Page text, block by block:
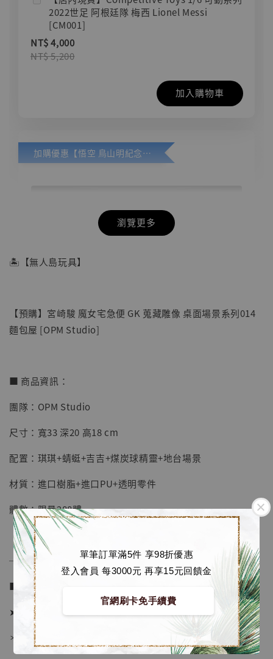
單筆訂單滿5件 享98折優惠
登入會員 每3000元 再享15元回饋金
官網刷卡免手續費
2022世足 阿根廷隊 梅西 Lionel Messi
[CM001]
NT$ 4,000
NT$ 5,200
加入購物車
加購優惠【悟空 鳥山明紀念款 [奇蹟工作室]】
【店內現貨】七龍珠 系列蒐藏雕像 悟空 鳥山
明紀念款 [奇蹟工作室]
NT$ 5,580
加購優惠【海賊王 布魯克達摩 [7STARS Studio]】
瀏覽更多
🏝【無人島玩具】
【預購】宮崎駿 魔女宅急便 GK 蒐藏雕像 桌面場景系列014
麵包屋 [OPM Studio]
■ 商品資訊：
團隊：OPM Studio
尺寸：寬33 深20 高18 cm
配置：琪琪+蜻蜓+吉吉+煤炭球精靈+地台場景
材質：進口樹脂+進口PU+透明零件
體數：限量288體
──────────────
■ 販售資訊 (NT$)：
➤ 價格 11880元 (訂金4880)
＊ 國際運費另計